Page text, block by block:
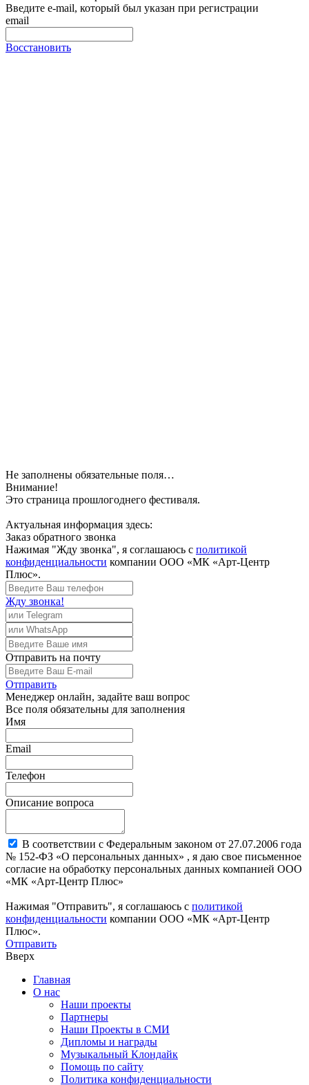
Введите e-mail, который был указан при регистрации
email
Восстановить
Не заполнены обязательные поля…
Внимание!
Это страница прошлогоднего фестиваля.
Актуальная информация здесь:
Заказ обратного звонка
Нажимая "Жду звонка", я соглашаюсь с политикой
конфиденциальности компании ООО «МК «Арт-Центр
Плюс».
Жду звонка!
Отправить на почту
Отправить
Менеджер онлайн, задайте ваш вопрос
Все поля обязательны для заполнения
Имя
Email
Телефон
Описание вопроса
В соответствии с Федеральным законом от 27.07.2006 года
№ 152-ФЗ «О персональных данных» , я даю свое письменное
согласие на обработку персональных данных компанией ООО
«МК «Арт-Центр Плюс»
Нажимая "Отправить", я соглашаюсь с политикой
конфиденциальности компании ООО «МК «Арт-Центр
Плюс».
Отправить
Вверх
Главная
О нас
Наши проекты
Партнеры
Наши Проекты в СМИ
Дипломы и награды
Музыкальный Клондайк
Помощь по сайту
Политика конфиденциальности